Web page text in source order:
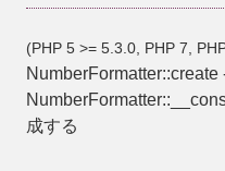
(PHP 5 >= 5.3.0, PHP 7,
NumberFormatter::create
成する